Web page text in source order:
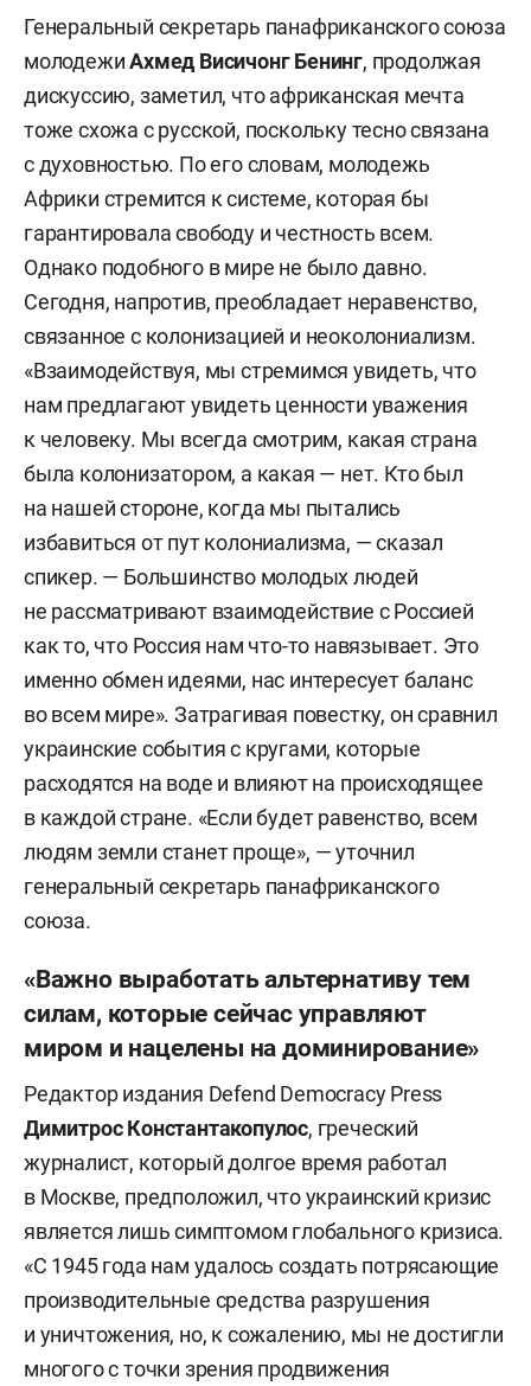
Генеральный секретарь панафриканского союза
молодежиАхмед Висичонг Бенинг, продолжая
дискуссию, заметил, что африканская мечта
тоже схожа с русской, поскольку тесно связана
с духовностью. По его словам, молодежь
Африки стремится к системе, которая бы
гарантировала свободу и честность всем.
Однако подобного в мире не было давно.
Сегодня, напротив, преобладает неравенство,
связанное с колонизацией и неоколониализм.
«Взаимодействуя, мы стремимся увидеть, что
нам предлагают увидеть ценности уважения
к человеку. Мы всегда смотрим, какая страна
была колонизатором, а какая — нет. Кто был
на нашей стороне, когда мы пытались
избавиться от пут колониализма, — сказал
спикер. — Большинство молодых людей
не рассматривают взаимодействие с Россией
как то, что Россия нам что-то навязывает. Это
именно обмен идеями, нас интересует баланс
во всем мире». Затрагивая повестку, он сравнил
украинские события с кругами, которые
расходятся на воде и влияют на происходящее
в каждой стране. «Если будет равенство, всем
людям земли станет проще», — уточнил
генеральный секретарь панафриканского
союза.
«Важно выработать альтернативу тем
силам, которые сейчас управляют
миром и нацелены на доминирование»
Редактор издания Defend Democracy Press
Димитрос Константакопулос, греческий
журналист, который долгое время работал
в Москве, предположил, что украинский кризис
является лишь симптомом глобального кризиса.
«С 1945 года нам удалось создать потрясающие
производительные средства разрушения
и уничтожения, но, к сожалению, мы не достигли
многого с точки зрения продвижения